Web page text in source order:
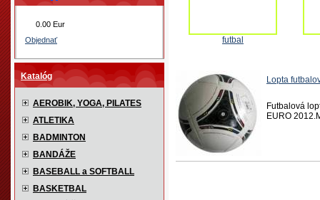
0.00 Eur
Objednať
Katalóg
AEROBIK, YOGA, PILATES
ATLETIKA
BADMINTON
BANDÁŽE
BASEBALL a SOFTBALL
BASKETBAL
futbal
Lopta
Futbalová
EURO